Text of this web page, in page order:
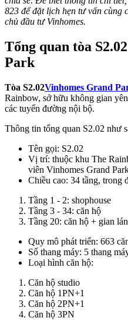
823 để đặt lịch hẹn tư vấn cùng
chủ đầu tư Vinhomes.
Tổng quan tòa
Park
Tòa S2.02Vinhomes Grand
Rainbow, sở hữu không gian
các tuyến đường nội bộ.
Thông tin tổng quan S2.02 như
Tên gọi: S2.02
Vị trí: thuộc khu The
viên Vinhomes Grand
Chiều cao: 34 tầng, trong
Tầng 1 - 2: shophouse
Tầng 3 - 34: căn hộ
Tầng 20: căn hộ + gian
Quy mô phát triển: 663
Số thang máy: 5 thang
Loại hình căn hộ:
Căn hộ studio
Căn hộ 1PN+1
Căn hộ 2PN+1
Căn hộ 3PN